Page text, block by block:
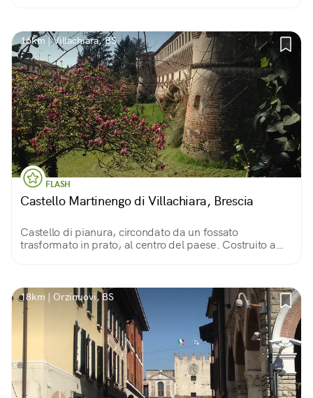
16km | Villachiara, BS
FLASH
Castello Martinengo di Villachiara, Brescia
Castello di pianura, circondato da un fossato
trasformato in prato, al centro del paese. Costruito a
18km | Orzinuovi, BS